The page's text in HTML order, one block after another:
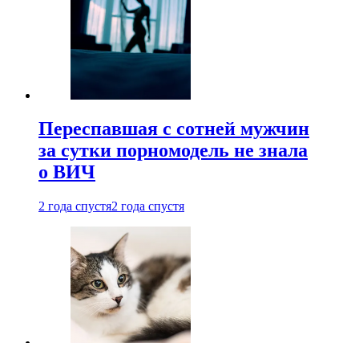
Переспавшая с сотней мужчин
за сутки порномодель не знала
о ВИЧ
2 года спустя2 года спустя